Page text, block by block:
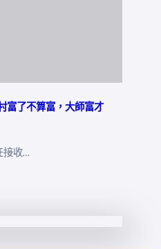
富了不算富，大師富才
接收…